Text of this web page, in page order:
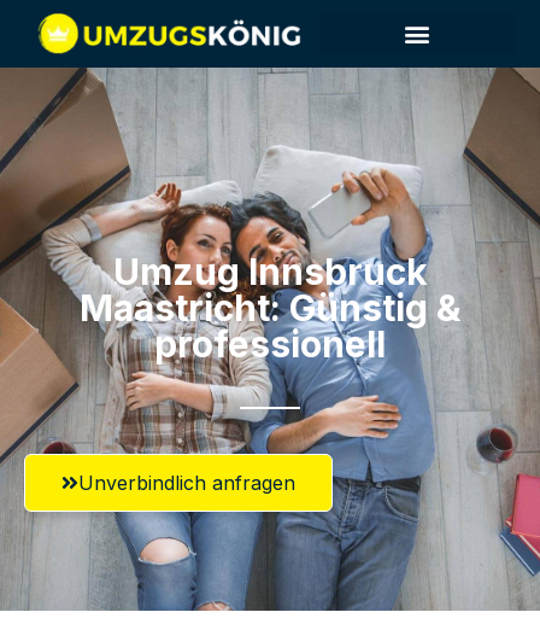
Umzug Innsbruck​
Maastricht: Günstig &
professionell​
Unverbindlich anfragen